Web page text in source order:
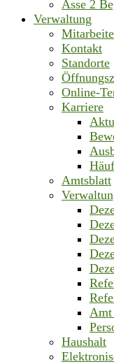
Asse 2
Verwaltung
Kontakt
Standorte
Online-
Karriere
Amtsblatt
Amt
Haushalt